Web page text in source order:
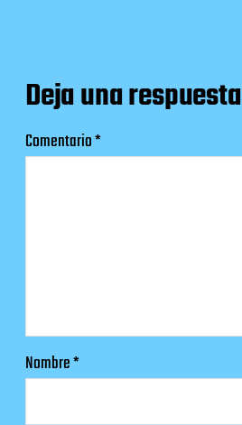
Deja una respuesta
Comentario*
Nombre*